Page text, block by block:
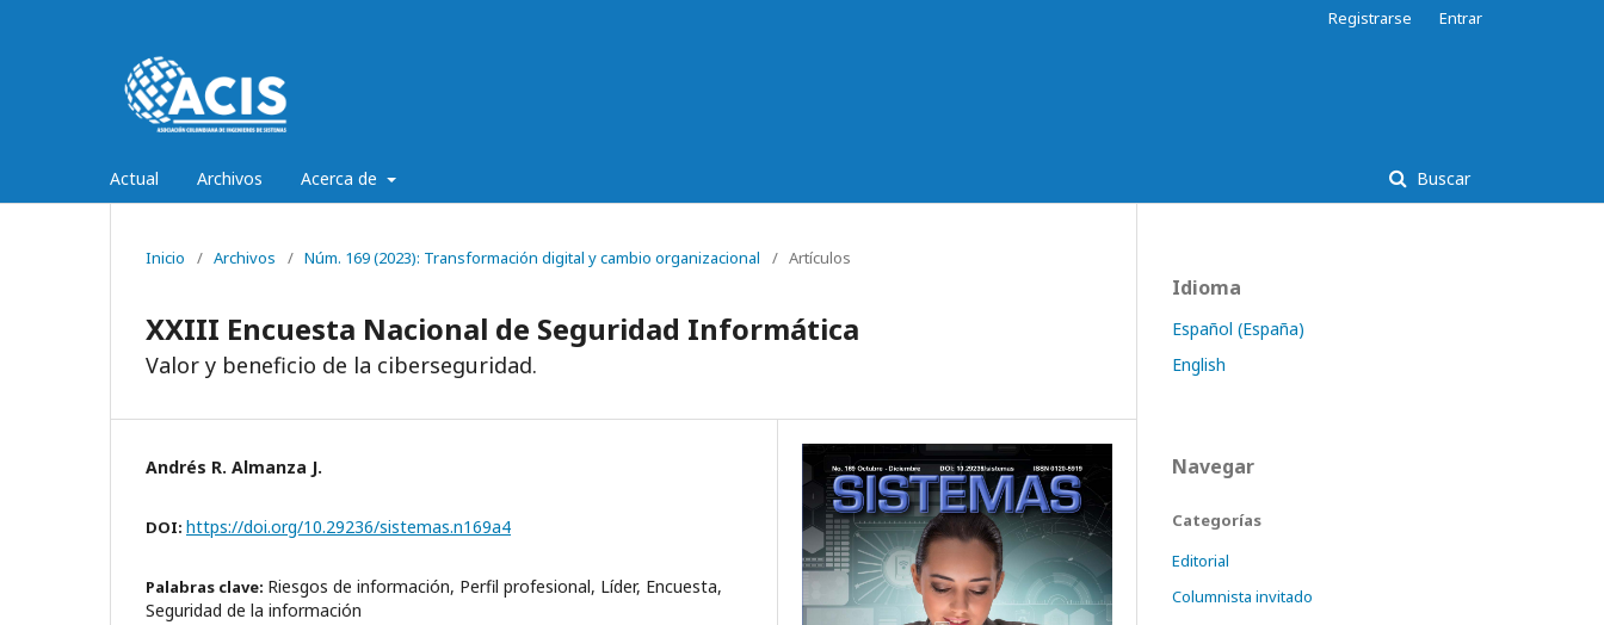
Actual Archivos Acerca de Buscar
Registrarse Entrar
Inicio / Archivos / Núm. 169 (2023): Transformación digital y cambio organizacional / Artículos
XXIII Encuesta Nacional de Seguridad Informática
Valor y beneficio de la ciberseguridad.
Andrés R. Almanza J.
DOI: https://doi.org/10.29236/sistemas.n169a4
Palabras clave: Riesgos de información, Perfil profesional, Líder, Encuesta,
Seguridad de la información
Idioma
Español (España)
English
Navegar
Categorías
Editorial
Columnista invitado